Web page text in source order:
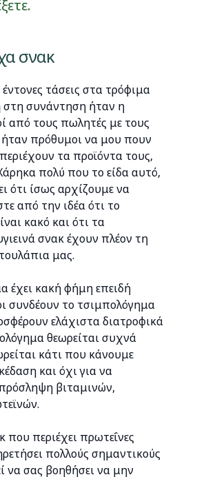
σνακ
τάσεις στα τρόφιμα
στη συνάντηση ήταν η
από τους πωλητές με τους
πρόθυμοι να μου πουν
τα προϊόντα τους,
πολύ που το είδα αυτό,
ότι ίσως αρχίζουμε να
από την ιδέα ότι το
κακό και ότι τα
σνακ έχουν πλέον τη
μας.
έχει κακή φήμη επειδή
συνδέουν το τσιμπολόγημα
ελάχιστα διατροφικά
θεωρείται συχνά
κάτι που κάνουμε
και όχι για να
βιταμινών,
που περιέχει πρωτεΐνες
πολλούς σημαντικούς
να σας βοηθήσει να μην